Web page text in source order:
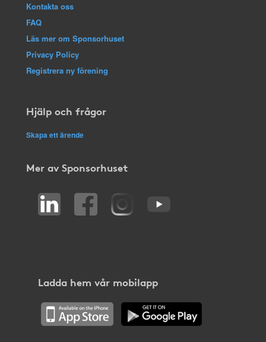
Kontakta oss
FAQ
Läs mer om Sponsorhuset
Privacy Policy
Registrera ny förening
Hjälp och frågor
Skapa ett ärende
Mer av Sponsorhuset
Ladda hem vår mobilapp